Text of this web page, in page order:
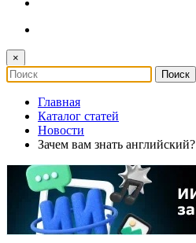
×
Главная
Каталог статей
Новости
Зачем вам знать английский?